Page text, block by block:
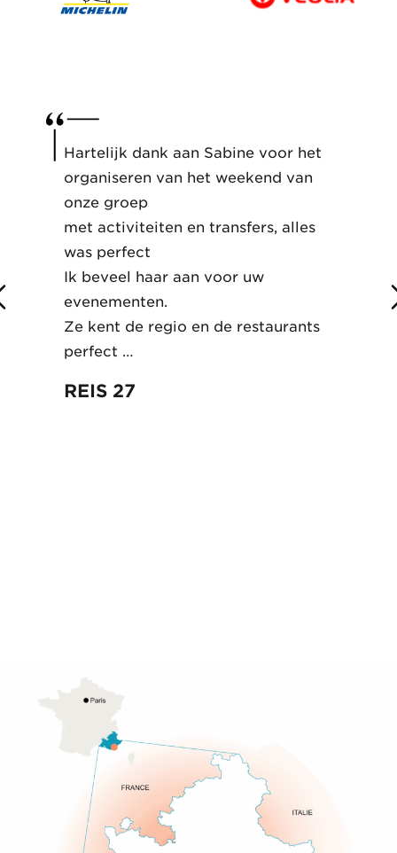
Hartelijk dank aan Sabine voor het
organiseren van het weekend van
onze groep
met activiteiten en transfers, alles
was perfect
Ik beveel haar aan voor uw
evenementen.
Ze kent de regio en de restaurants
perfect …
REIS 27